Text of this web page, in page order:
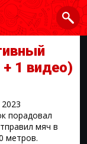
1 видео)
порадовал
мяч в
метров.